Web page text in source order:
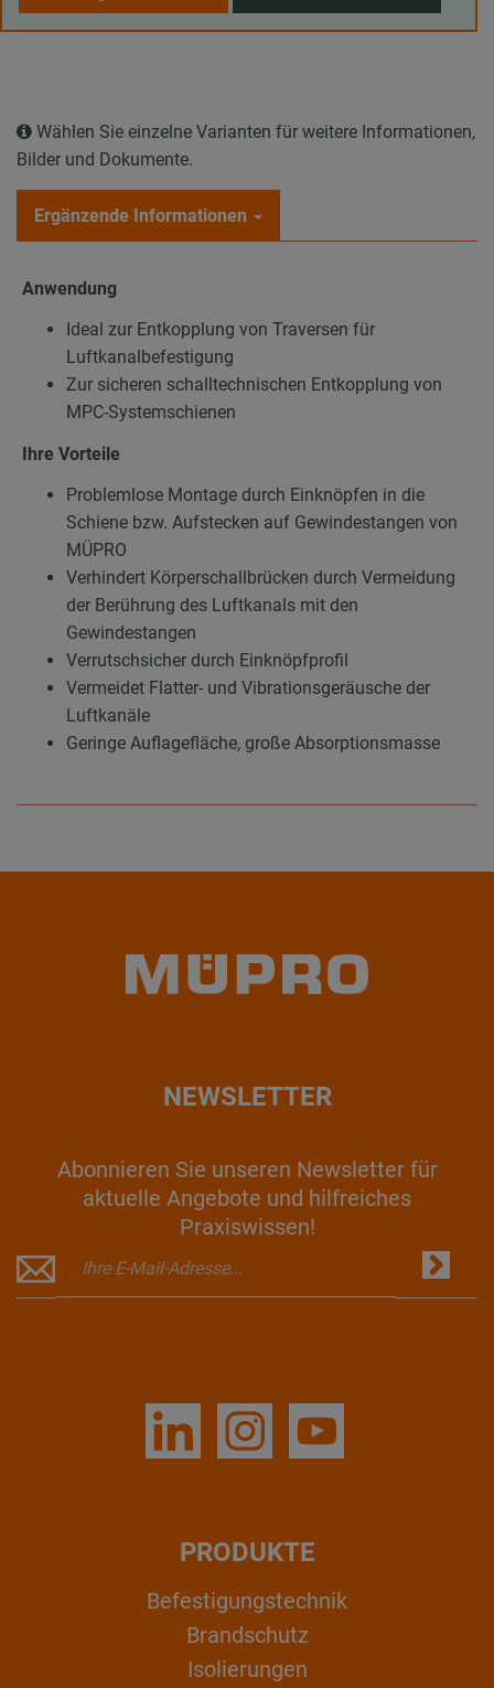
Wählen Sie einzelne Varianten für weitere Informationen,
Bilder und Dokumente.
Ergänzende Informationen
Anwendung
Ideal zur Entkopplung von Traversen für
Luftkanalbefestigung
Zur sicheren schalltechnischen Entkopplung von
MPC-Systemschienen
Ihre Vorteile
Problemlose Montage durch Einknöpfen in die
Schiene bzw. Aufstecken auf Gewindestangen von
MÜPRO
Verhindert Körperschallbrücken durch Vermeidung
der Berührung des Luftkanals mit den
Gewindestangen
Verrutschsicher durch Einknöpfprofil
Vermeidet Flatter- und Vibrationsgeräusche der
Luftkanäle
Geringe Auflagefläche, große Absorptionsmasse
NEWSLETTER
Abonnieren Sie unseren Newsletter für
aktuelle Angebote und hilfreiches
Praxiswissen!
PRODUKTE
Befestigungstechnik
Brandschutz
Isolierungen